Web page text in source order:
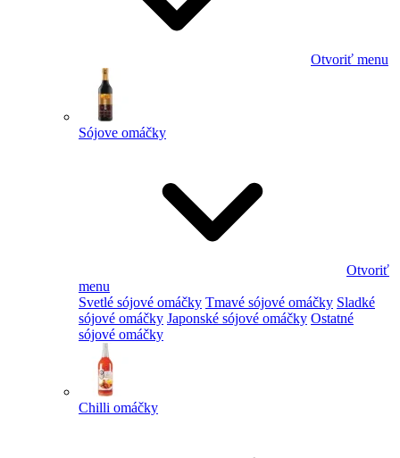
Otvoriť menu
Sójove omáčky
Otvoriť
menu
Svetlé sójové omáčky Tmavé sójové omáčky Sladké
sójové omáčky Japonské sójové omáčky Ostatné
sójové omáčky
Chilli omáčky